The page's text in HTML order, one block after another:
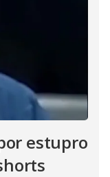
estupro